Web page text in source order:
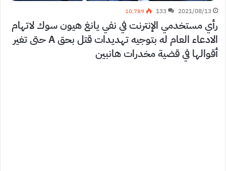
2021/08/13
133 10٬789
رأي مستخدمي الإنترنت في نفي يانغ هيون سوك لاتهام
الادعاء العام له بتوجيه تهديدات قتل بحق A حتى تغير
أقوالها في قضية مخدرات هانبين